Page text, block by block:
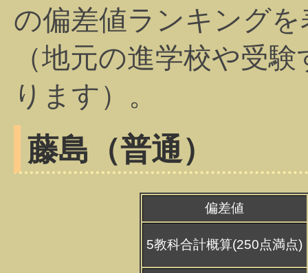
の偏差値ランキング
（地元の進学校や受
ります）。
藤島（普通）
偏差値
5教科合計概算(250点満点)